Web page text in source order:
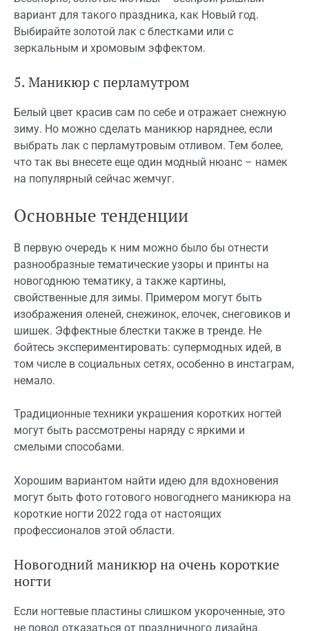
вариант для такого праздника, как Новый год.
Выбирайте золотой лак с блестками или с
зеркальным и хромовым эффектом.
5. Маникюр с перламутром
Белый цвет красив сам по себе и отражает снежную
зиму. Но можно сделать маникюр наряднее, если
выбрать лак с перламутровым отливом. Тем более,
что так вы внесете еще один модный нюанс – намек
на популярный сейчас жемчуг.
Основные тенденции
В первую очередь к ним можно было бы отнести
разнообразные тематические узоры и принты на
новогоднюю тематику, а также картины,
свойственные для зимы. Примером могут быть
изображения оленей, снежинок, елочек, снеговиков и
шишек. Эффектные блестки также в тренде. Не
бойтесь экспериментировать: супермодных идей, в
том числе в социальных сетях, особенно в инстаграм,
немало.
Традиционные техники украшения коротких ногтей
могут быть рассмотрены наряду с яркими и
смелыми способами.
Хорошим вариантом найти идею для вдохновения
могут быть фото готового новогоднего маникюра на
короткие ногти 2022 года от настоящих
профессионалов этой области.
Новогодний маникюр на очень короткие
ногти
Если ногтевые пластины слишком укороченные, это
не повод отказаться от праздничного дизайна.